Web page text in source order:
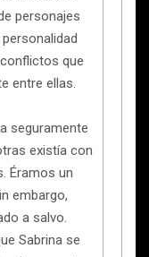
personajes
que
entre ellas.
seguramente
existía con
Éramos un
embargo,
a salvo.
Sabrina se